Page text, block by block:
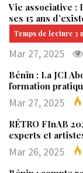
Vie associative :
ses 15 ans
Mar 27, 2025
Bénin : La JCI
formation
Mar 27, 2025
RÉTRO FInAB
experts et
Mar 26, 2025